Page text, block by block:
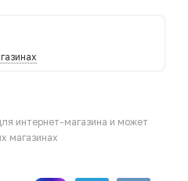
интернет-магазина и может
магазинах